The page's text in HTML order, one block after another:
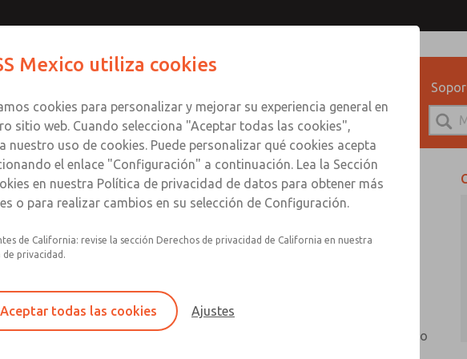
Filtro y regulador integrados en un único conjunto,
lubricador con indicador visual.
Recipiente de plástico de policarbonato con protector de
acero contra roturas, recipiente de aluminio con mirilla
transparente o recipiente lubricador de aluminio extendido
Enviar esta página por correo
Servicio Tecnico
1-888-TEK-ROSS
Mexico utiliza cookies
cookies para personalizar y mejorar su experiencia general en
sitio web. Cuando selecciona "Aceptar todas las cookies",
nuestro uso de cookies. Puede personalizar qué cookies acepta
el enlace "Configuración" a continuación. Lea la Sección
en nuestra Política de privacidad de datos para obtener más
o para realizar cambios en su selección de Configuración.
de California: revise la sección Derechos de privacidad de California en nuestra
de privacidad.
Aceptar todas las cookies Ajustes